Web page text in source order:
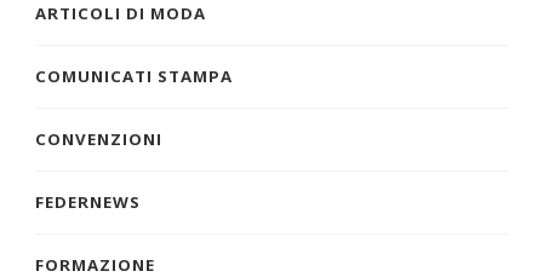
ARTICOLI DI MODA
COMUNICATI STAMPA
CONVENZIONI
FEDERNEWS
FORMAZIONE